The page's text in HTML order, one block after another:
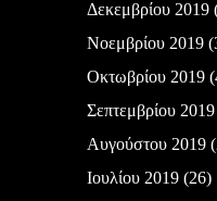
Δεκεμβρίου 2019
Νοεμβρίου 2019
Οκτωβρίου 2019
Σεπτεμβρίου 2019
Αυγούστου 2019
Ιουλίου 2019(26)